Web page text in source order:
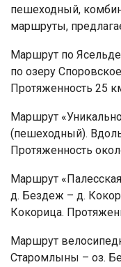
пешеходный,
маршруты,
Маршрут по
по озеру
Протяженность 25
Маршрут
(пешеходный).
Протяженность
Маршрут
д. Бездеж – д.
Кокорица.
Маршрут
Старомлыны – оз.